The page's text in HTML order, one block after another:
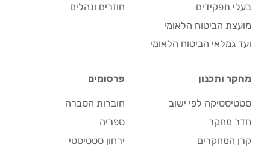
בעלי תפקידים
מועצת הביטוח הלאומי
ועד גמלאי הביטוח הלאומי
חוזרים ונהלים
מחקר ותכנון
סטטיסטיקה לפי ישוב
חדר מחקר
קרן המחקרים
פרסומים
חוברות הסברה
ספריה
ירחון סטטיסטי